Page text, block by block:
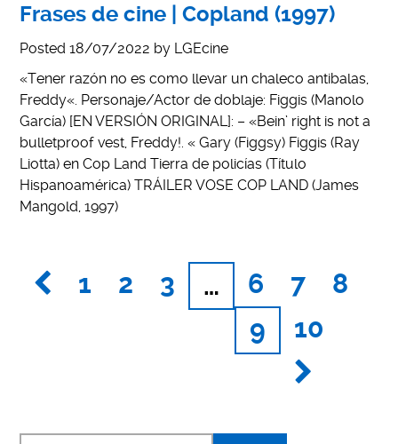
Frases de cine | Copland (1997)
Posted18/07/2022 by LGEcine
«Tener razón no es como llevar un chaleco antibalas,
Freddy«. Personaje/Actor de doblaje: Figgis (Manolo
García) [EN VERSIÓN ORIGINAL]: – «Bein’ right is not a
bulletproof vest, Freddy!. « Gary (Figgsy) Figgis (Ray
Liotta) en Cop Land Tierra de policías (Título
Hispanoamérica) TRÁILER VOSE COP LAND (James
Mangold, 1997)
1 2 3 … 6 7
8
9
10